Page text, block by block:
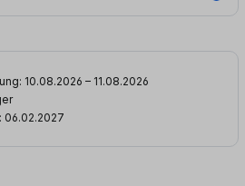
10.08.2026 – 11.08.2026
06.02.2027